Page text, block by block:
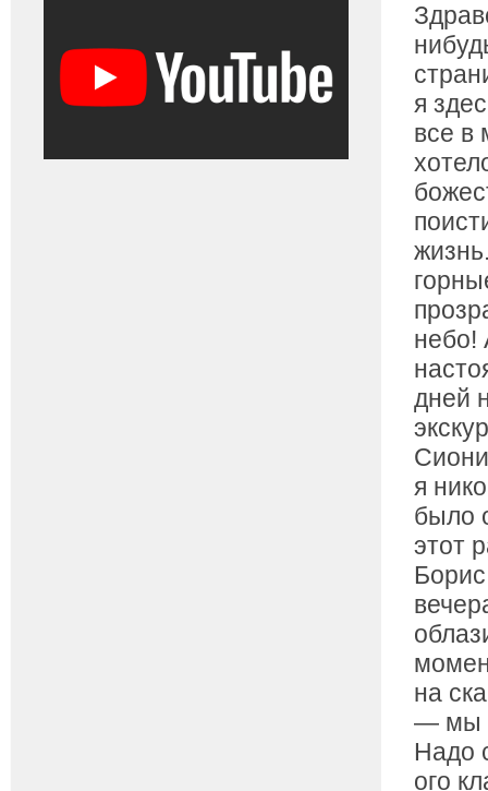
я
все в
небо!
дней
я
было
этот
на
— мы
Надо
ого